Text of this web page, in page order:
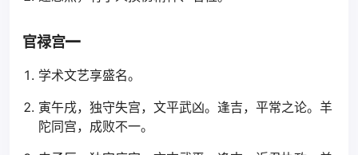
官禄宫━
学术文艺享盛名。
寅午戌，独守失宫，文平武凶。逢吉，平常之论。羊
陀同宫，成败不一。